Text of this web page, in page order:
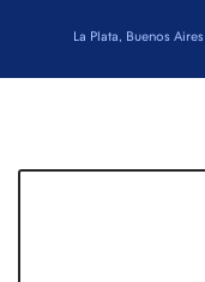
La Plata, Buenos Aires